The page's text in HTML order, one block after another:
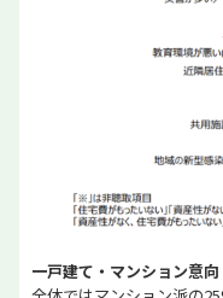
一戸建て・マンション意向